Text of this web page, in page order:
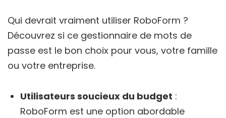
Qui devrait vraiment utiliser RoboForm ?
Découvrez si ce gestionnaire de mots de
passe est le bon choix pour vous, votre famille
ou votre entreprise.
Utilisateurs soucieux du budget :
RoboForm est une option abordable